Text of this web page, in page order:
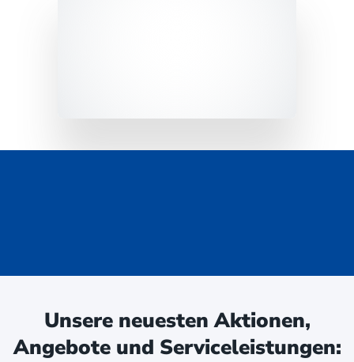
Unsere neuesten Aktionen,
Angebote und Serviceleistungen: